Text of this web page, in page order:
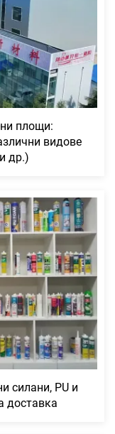
площи:
видове
др.)
силани, PU и
доставка